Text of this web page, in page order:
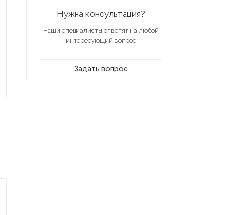
Нужна консультация?
Наши специалисты ответят на любой
интересующий вопрос
Задать вопрос